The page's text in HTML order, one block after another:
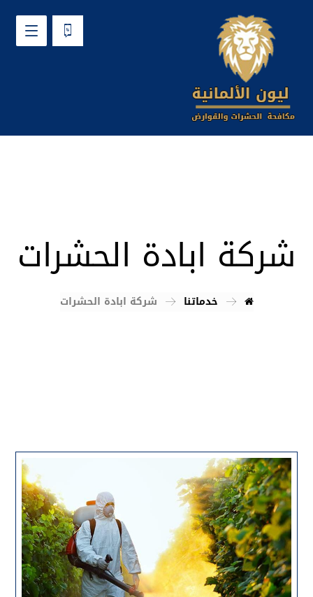
شركة ابادة الحشرات
خدماتنا شركة ابادة الحشرات